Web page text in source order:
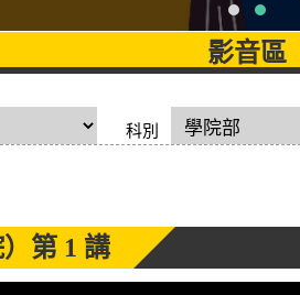
影音區
科別
第 1 講